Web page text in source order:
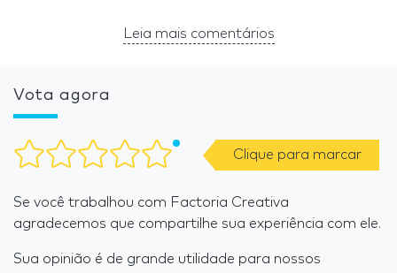
Leia mais comentários
Vota agora
Clique para marcar
Se você trabalhou com Factoria Creativa
agradecemos que compartilhe sua experiência com ele.
Sua opinião é de grande utilidade para nossos